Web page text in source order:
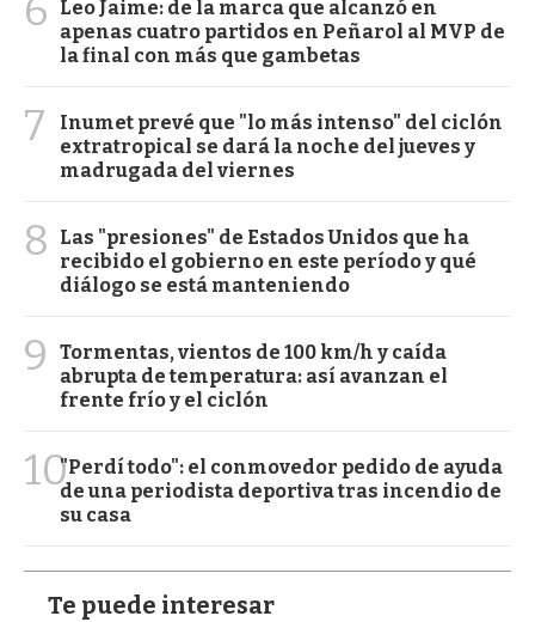
6
Leo Jaime: de la marca que alcanzó en
apenas cuatro partidos en Peñarol al MVP de
la final con más que gambetas
7
Inumet prevé que "lo más intenso" del ciclón
extratropical se dará la noche del jueves y
madrugada del viernes
8
Las "presiones" de Estados Unidos que ha
recibido el gobierno en este período y qué
diálogo se está manteniendo
9
Tormentas, vientos de 100 km/h y caída
abrupta de temperatura: así avanzan el
frente frío y el ciclón
10"Perdí todo": el conmovedor pedido de ayuda
de una periodista deportiva tras incendio de
su casa
Te puede interesar